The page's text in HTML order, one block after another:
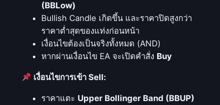
o
(BBLow)
Bullish Candle เกิดขึ้น และราคาปิดสูงกว่า
ราคาต่ำสุดของแท่งก่อนหน้า
เงื่อนไขต้องเป็นจริงทั้งหมด (AND)
หากผ่านเงื่อนไข EA จะเปิดคำสั่ง Buy
เงื่อนไขการเข้า Sell:
ราคาแตะ Upper Bollinger Band (BBUP)